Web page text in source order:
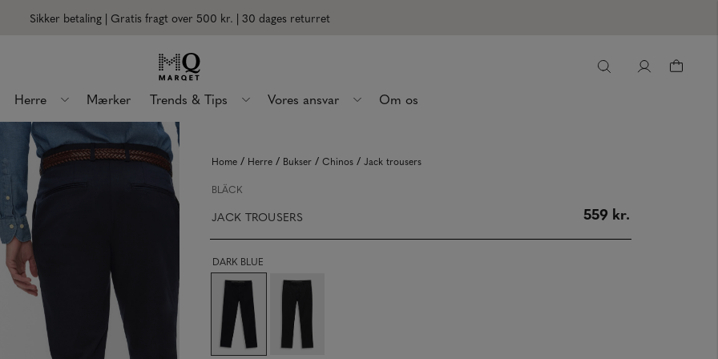
Sikker betaling | Gratis fragt over 500 kr. | 30 dages returret
Herre Mærker Trends & Tips Vores ansvar Om os
Home / Herre / Bukser / Chinos / Jack trousers
BLÄCK
JACK TROUSERS 559 kr.
DARK BLUE